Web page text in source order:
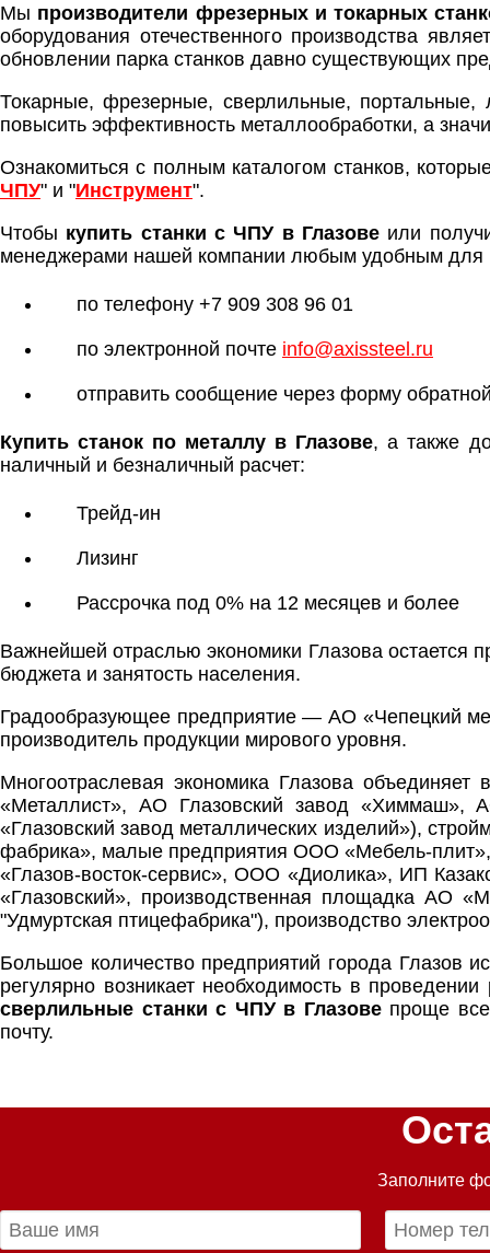
Мы производители фрезерных и токарных
оборудования отечественного производства
обновлении парка станков давно существующих
Токарные, фрезерные, сверлильные,
повысить эффективность металлообработки, а
Ознакомиться с полным каталогом станков,
ЧПУ" и "Инструмент".
Чтобы купить станки с ЧПУ в Глазовеили
менеджерами нашей компании любым удобным для
по телефону +7 909 308 96 01
по электронной почте info@axissteel.ru
отправить сообщение через форму
Купить станок по металлу в Глазове, а также
наличный и безналичный расчет:
Трейд-ин
Лизинг
Рассрочка под 0% на 12 месяцев и более
Важнейшей отраслью экономики Глазова остается
бюджета и занятость населения.
Градообразующее предприятие — АО «Чепецкий
производитель продукции мирового уровня.
Многоотраслевая экономика Глазова
«Металлист», АО Глазовский завод
«Глазовский завод металлических изделий»),
фабрика», малые предприятия ООО «Мебель-
«Глазов-восток-сервис», ООО «Диолика», ИП
«Глазовский», производственная площадка АО
"Удмуртская птицефабрика"), производство
Большое количество предприятий города Глазов
регулярно возникает необходимость в
сверлильные станки с ЧПУ в Глазовепроще
почту.
Заполните